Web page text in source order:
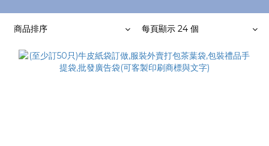
商品排序 每頁顯示 24 個